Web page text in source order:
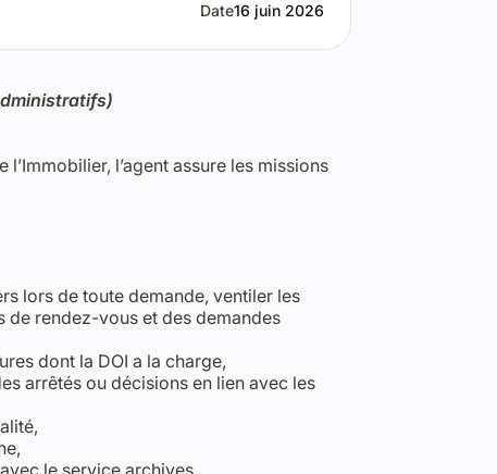
Date16 juin 2026
l’agent assure les missions
lors de toute demande, ventiler les
de rendez-vous et des demandes
dont la DOI a la charge,
arrêtés ou décisions en lien avec les
le service archives,